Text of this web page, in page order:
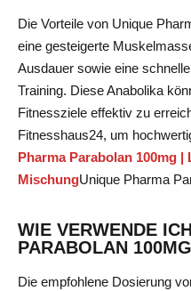
Die Vorteile von Unique
eine gesteigerte
Ausdauer sowie eine
Training. Diese Anabolika
Fitnessziele effektiv zu
Fitnesshaus24, um
Pharma Parabolan 100mg
MischungUnique Pharma
WIE VERWENDE
PARABOLAN
Die empfohlene Dosierung